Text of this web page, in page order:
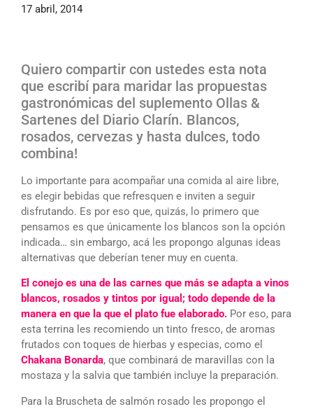
17 abril, 2014
Quiero compartir con ustedes esta nota
que escribí para maridar las propuestas
gastronómicas del suplemento Ollas &
Sartenes del Diario Clarín. Blancos,
rosados, cervezas y hasta dulces, todo
combina!
Lo importante para acompañar una comida al aire libre,
es elegir bebidas que refresquen e inviten a seguir
disfrutando. Es por eso que, quizás, lo primero que
pensamos es que únicamente los blancos son la opción
indicada… sin embargo, acá les propongo algunas ideas
alternativas que deberían tener muy en cuenta.
El conejo es una de las carnes que más se adapta a vinos
blancos, rosados y tintos por igual; todo depende de la
manera en que la que el plato fue elaborado. Por eso, para
esta terrina les recomiendo un tinto fresco, de aromas
frutados con toques de hierbas y especias, como el
Chakana Bonarda, que combinará de maravillas con la
mostaza y la salvia que también incluye la preparación.
Para la Bruscheta de salmón rosado les propongo el